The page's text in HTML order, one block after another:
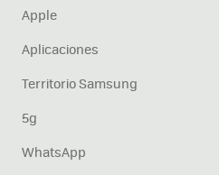
Apple
Aplicaciones
Territorio Samsung
5g
WhatsApp